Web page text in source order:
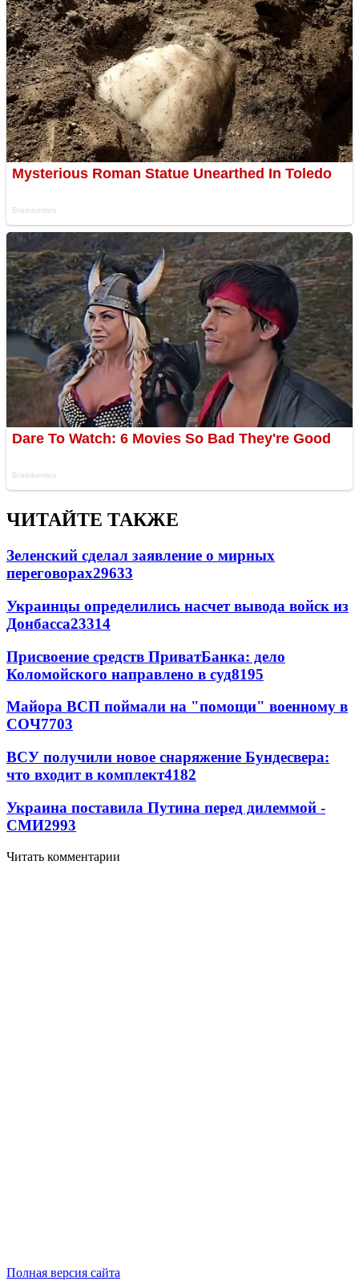
ЧИТАЙТЕ ТАКЖЕ
Зеленский сделал заявление о мирных
переговорах29633
Украинцы определились насчет вывода войск из
Донбасса23314
Присвоение средств ПриватБанка: дело
Коломойского направлено в суд8195
Майора ВСП поймали на "помощи" военному в
СОЧ7703
ВСУ получили новое снаряжение Бундесвера:
что входит в комплект4182
Украина поставила Путина перед дилеммой -
СМИ2993
Читать комментарии
Полная версия сайта